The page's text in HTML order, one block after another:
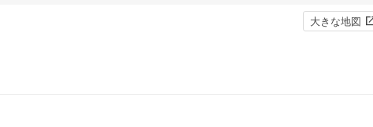
大きな地図